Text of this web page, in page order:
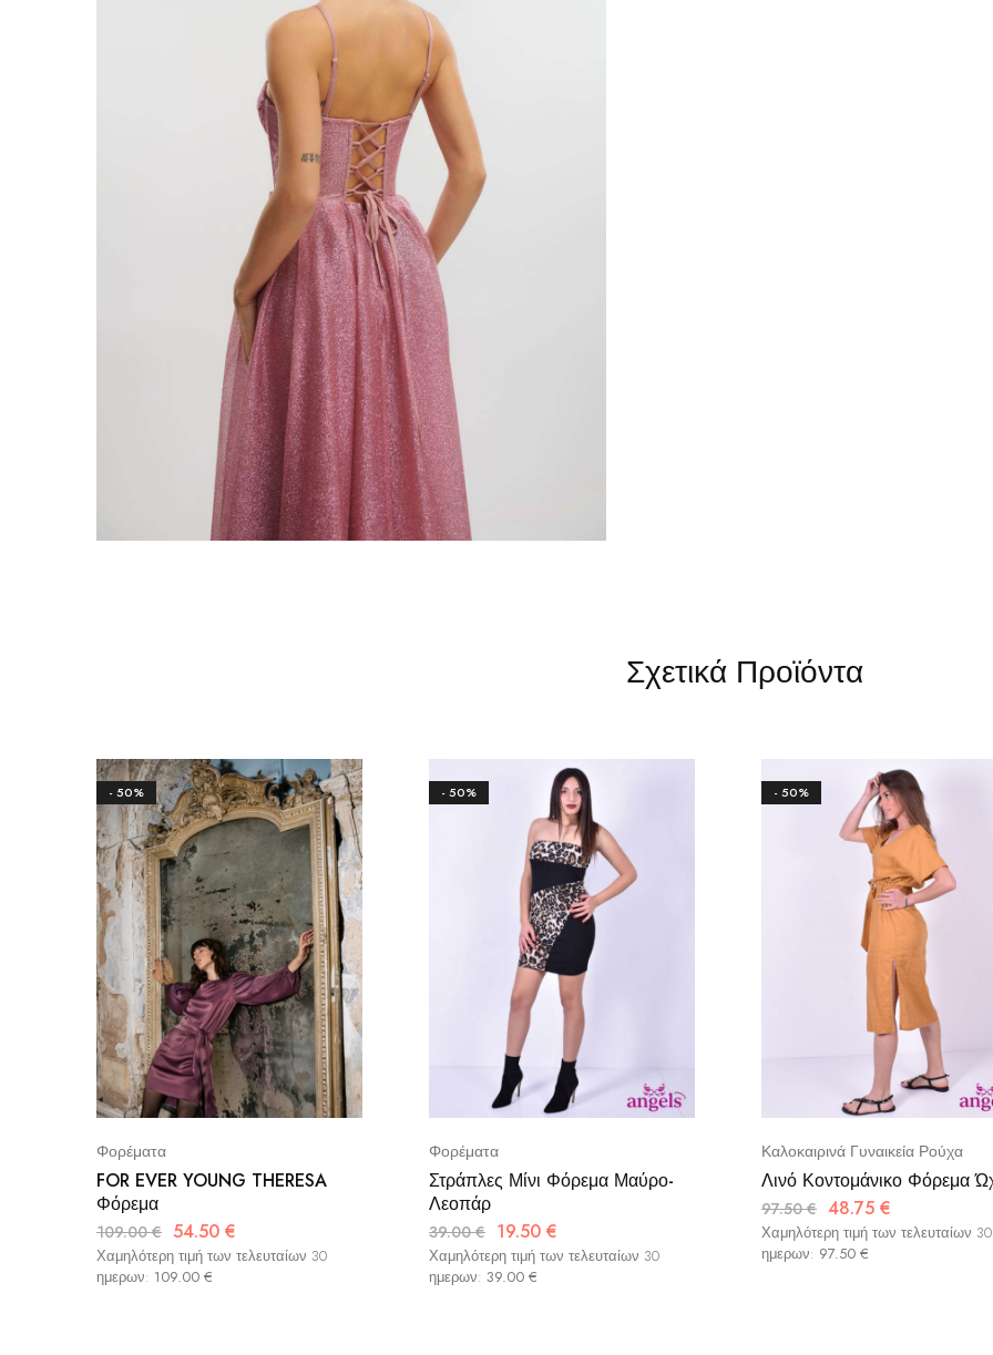
Σχετικά Προϊόντα
- 50%
Φορέματα
FOR EVER YOUNG THERESA
Φόρεμα
109.00€ 54.50 €
Χαμηλότερη τιμή των τελευταίων 30
ημερων: 109.00 €
- 50%
Φορέματα
Στράπλες Μίνι Φόρεμα Μαύρο-
Λεοπάρ
39.00€ 19.50 €
Χαμηλότερη τιμή των τελευταίων 30
ημερων: 39.00 €
- 50%
Καλοκαιρινά Γυναικεία Ρούχα
Λινό Κοντομάνικο Φόρεμα
97.50€ 48.75 €
Χαμηλότερη τιμή των τελευταίων 30
ημερων: 97.50 €